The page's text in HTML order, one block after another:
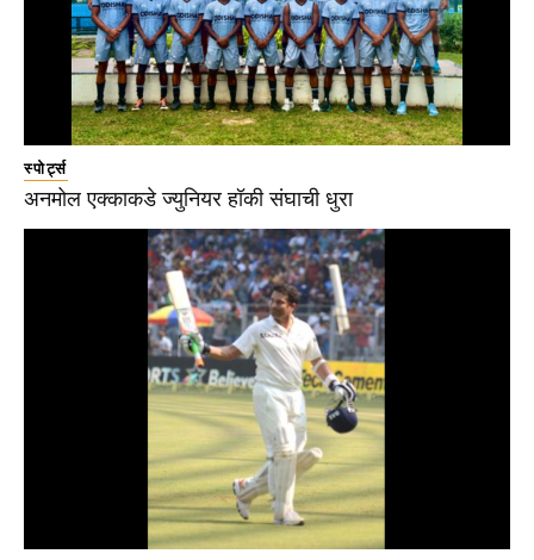
स्पोर्ट्स
अनमोल एक्काकडे ज्युनियर हॉकी संघाची धुरा